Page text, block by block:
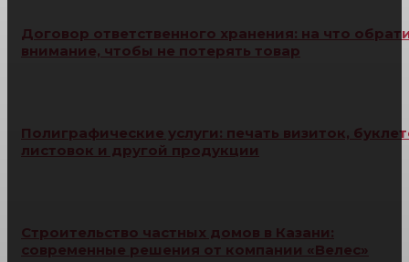
Договор ответственного хранения: на что
внимание, чтобы не потерять товар
Полиграфические услуги: печать визиток,
листовок и другой продукции
Строительство частных домов в Казани:
современные решения от компании «Велес»